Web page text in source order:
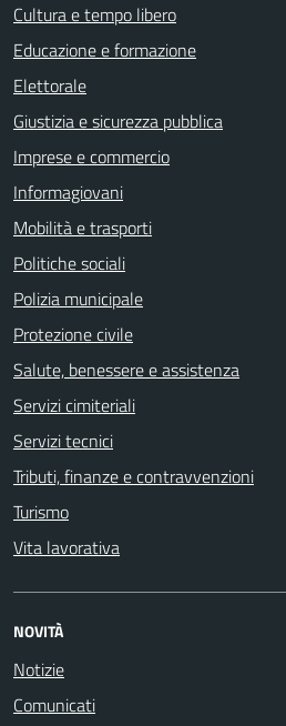
Cultura e tempo libero
Educazione e formazione
Elettorale
Giustizia e sicurezza pubblica
Imprese e commercio
Informagiovani
Mobilità e trasporti
Politiche sociali
Polizia municipale
Protezione civile
Salute, benessere e assistenza
Servizi cimiteriali
Servizi tecnici
Tributi, finanze e contravvenzioni
Turismo
Vita lavorativa
NOVITÀ
Notizie
Comunicati